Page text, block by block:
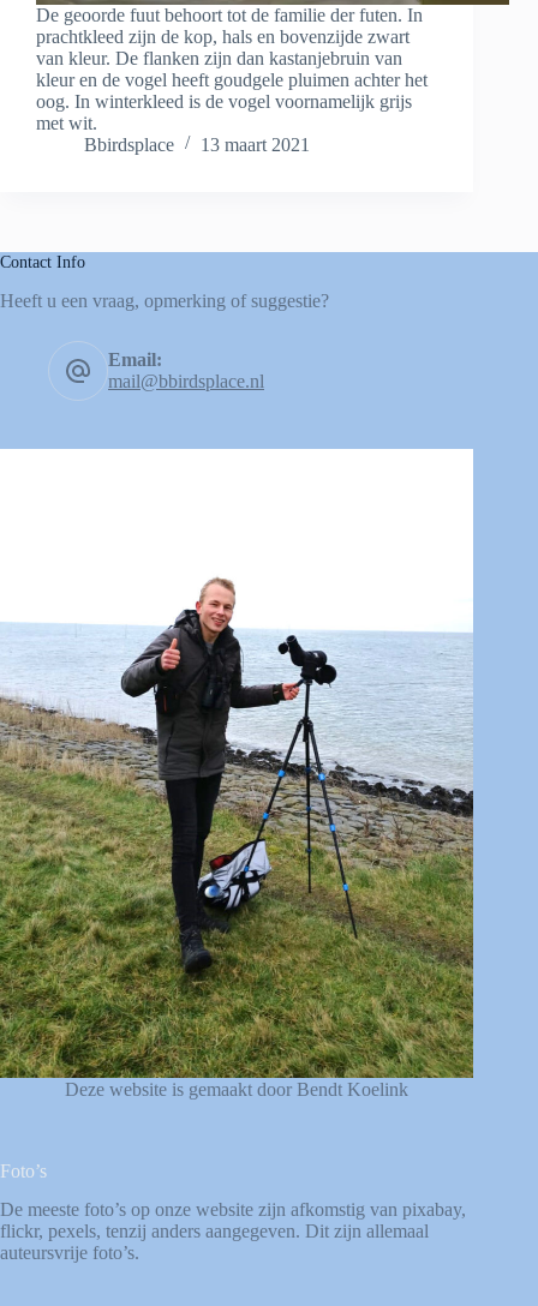
De geoorde fuut behoort tot de familie der futen. In
prachtkleed zijn de kop, hals en bovenzijde zwart
van kleur. De flanken zijn dan kastanjebruin van
kleur en de vogel heeft goudgele pluimen achter het
oog. In winterkleed is de vogel voornamelijk grijs
met wit.
Bbirdsplace
13 maart 2021
Contact Info
Heeft u een vraag, opmerking of suggestie?
Email:
mail@bbirdsplace.nl
Deze website is gemaakt door Bendt Koelink
Foto’s
De meeste foto’s op onze website zijn afkomstig van pixabay,
flickr, pexels, tenzij anders aangegeven. Dit zijn allemaal
auteursvrije foto’s.